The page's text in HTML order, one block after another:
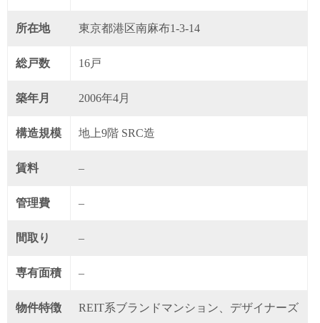
所在地 東京都港区南麻布1-3-14
総戸数 16戸
築年月 2006年4月
構造規模 地上9階 SRC造
賃料 –
管理費 –
間取り –
専有面積 –
物件特徴 REIT系ブランドマンション、デザイナーズ